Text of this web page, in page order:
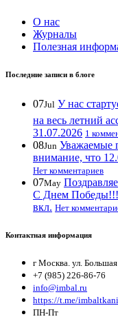
О нас
Журналы
Полезная
Последние записи в блоге
07Jul У нас
на весь летний
31.07.2026 1
08Jun Уважаемые
внимание, что
Нет комментариев
07May
С Днем Победы!!!
вкл. Нет
Контактная информация
г Москва. ул.
+7 (985) 226-86-76
info@imbal.ru
https://t.me/imbaltkani
ПН-Пт